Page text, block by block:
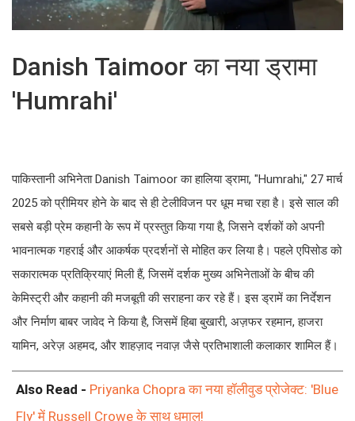
Danish Taimoor का नया ड्रामा
'Humrahi'
पाकिस्तानी अभिनेता Danish Taimoor का हालिया ड्रामा, "Humrahi," 27 मार्च
2025 को प्रीमियर होने के बाद से ही टेलीविजन पर धूम मचा रहा है। इसे साल की
सबसे बड़ी प्रेम कहानी के रूप में प्रस्तुत किया गया है, जिसने दर्शकों को अपनी
भावनात्मक गहराई और आकर्षक प्रदर्शनों से मोहित कर लिया है। पहले एपिसोड को
सकारात्मक प्रतिक्रियाएं मिली हैं, जिसमें दर्शक मुख्य अभिनेताओं के बीच की
केमिस्ट्री और कहानी की मजबूती की सराहना कर रहे हैं। इस ड्रामें का निर्देशन
और निर्माण बाबर जावेद ने किया है, जिसमें हिबा बुखारी, अज़फर रहमान, हाजरा
यामिन, अरेज़ अहमद, और शाहज़ाद नवाज़ जैसे प्रतिभाशाली कलाकार शामिल हैं।
Also Read - Priyanka Chopra का नया हॉलीवुड प्रोजेक्ट: 'Blue
Fly' में Russell Crowe के साथ धमाल!